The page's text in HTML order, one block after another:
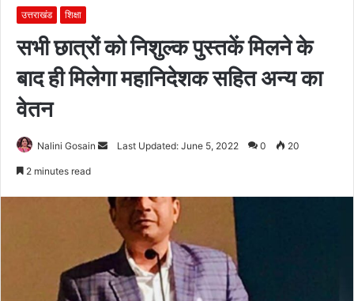
उत्तराखंड शिक्षा
सभी छात्रों को निशुल्क पुस्तकें मिलने के
बाद ही मिलेगा महानिदेशक सहित अन्य का
वेतन
Nalini Gosain
SendLast Updated: June 5, 2022 0 20
2 minutes read